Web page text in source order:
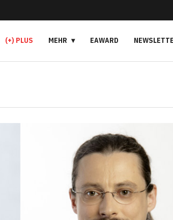
(+) PLUS MEHR EAWARD